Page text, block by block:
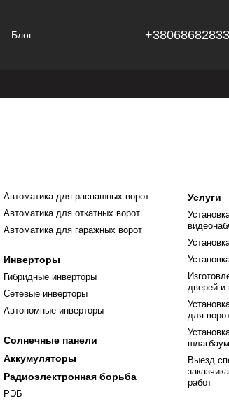
Блог
Автоматика для распашных ворот
Автоматика для откатных ворот
Автоматика для гаражных ворот
Инверторы
Гибридные инверторы
Сетевые инверторы
Автономные инверторы
Солнечные панели
Аккумуляторы
Радиоэлектронная борьба
РЭБ
Услуги
дверей и
для
Выезд
работ